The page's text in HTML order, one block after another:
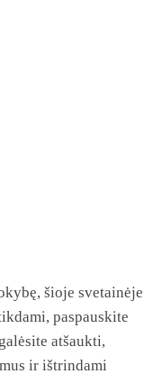
šioje svetainėje
paspauskite
atšaukti,
ir ištrindami